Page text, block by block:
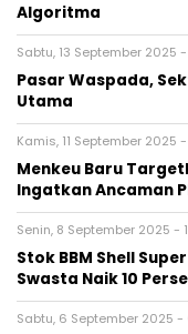
Algoritma
Sabtu, 13 September 2025 -
Pasar Waspada,
Utama
Kamis, 11 September 2025
Menkeu Baru
Ingatkan Ancaman
Senin, 8 September 2025 -
Stok BBM Shell
Swasta Naik 10
Sabtu, 6 September 2025 -